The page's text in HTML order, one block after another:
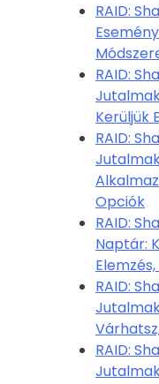
RAID:
RAID:
Kerüljük
RAID:
Opciók
RAID:
Naptár:
RAID:
RAID: